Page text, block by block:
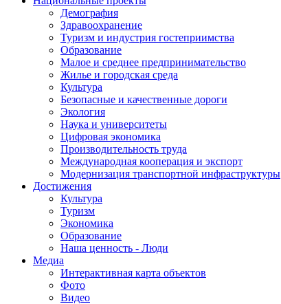
Демография
Здравоохранение
Туризм и индустрия гостеприимства
Образование
Малое и среднее предпринимательство
Жилье и городская среда
Культура
Безопасные и качественные дороги
Экология
Наука и университеты
Цифровая экономика
Производительность труда
Международная кооперация и экспорт
Модернизация транспортной инфраструктуры
Достижения
Культура
Туризм
Экономика
Образование
Наша ценность - Люди
Медиа
Интерактивная карта объектов
Фото
Видео